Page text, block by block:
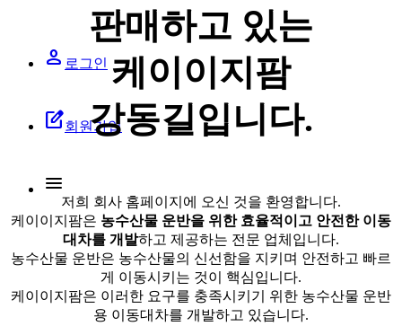
person 로그인
edit_square회원가입
menu
판매하고 있는
케이이지팜
강동길입니다.
저희 회사 홈페이지에 오신 것을 환영합니다.
케이이지팜은 농수산물 운반을 위한 효율적이고 안전한 이동
대차를 개발하고 제공하는 전문 업체입니다.
농수산물 운반은 농수산물의 신선함을 지키며 안전하고 빠르
게 이동시키는 것이 핵심입니다.
케이이지팜은 이러한 요구를 충족시키기 위한 농수산물 운반
용 이동대차를 개발하고 있습니다.